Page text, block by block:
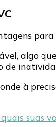
algo
de
à
suas